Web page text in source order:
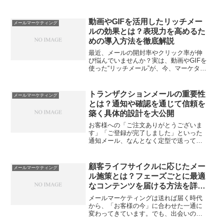
まれずにスルーされてしまった…なんて
経験、誰もが一度はあるは...
メールマーケティング
動画やGIFを活用したリッチメー
ルの効果とは？表現力を高めるた
めの導入方法を徹底解説
最近、メールの開封率やクリック率が伸
び悩んでいませんか？実は、動画やGIFを
使った“リッチメール”が、今、マーケター
ば良いのか、イメージが湧かない人も多
いはず。この記事...
メールマーケティング
トランザクションメールの重要性
とは？通知や確認を通じて信頼を
築く具体的設計を大公開
お客様への「ご注文ありがとうございま
す」「ご登録が完了しました」といった
通知メール、なんとなく定型で送ってい
大事な接点です。でも、ついおざなりに
なりがちで、読まれなかっ...
メールマーケティング
顧客ライフサイクルに応じたメー
ル施策とは？フェーズごとに最適
なコンテンツを届ける方法を詳し
く紹介
メールマーケティングは送れば届く時代
から、「お客様の今」に合わせた一通に
変わってきています。でも、出会いの瞬